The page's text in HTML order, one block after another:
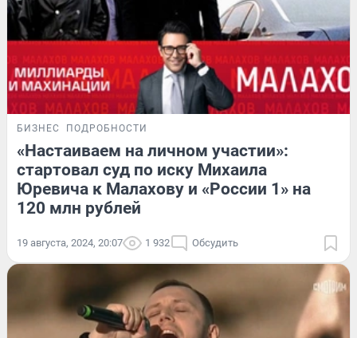
БИЗНЕС ПОДРОБНОСТИ
«Настаиваем на личном участии»:
стартовал суд по иску Михаила
Юревича к Малахову и «России 1» на
120 млн рублей
19 августа, 2024, 20:07 1 932 Обсудить